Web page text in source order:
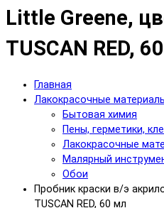
Little Greene,
TUSCAN RED,
Главная
Лакокрасочные
Бытовая химия
Пены, герметики,
Лакокрасочные
Малярный
Обои
Пробник краски в/э
TUSCAN RED, 60 мл